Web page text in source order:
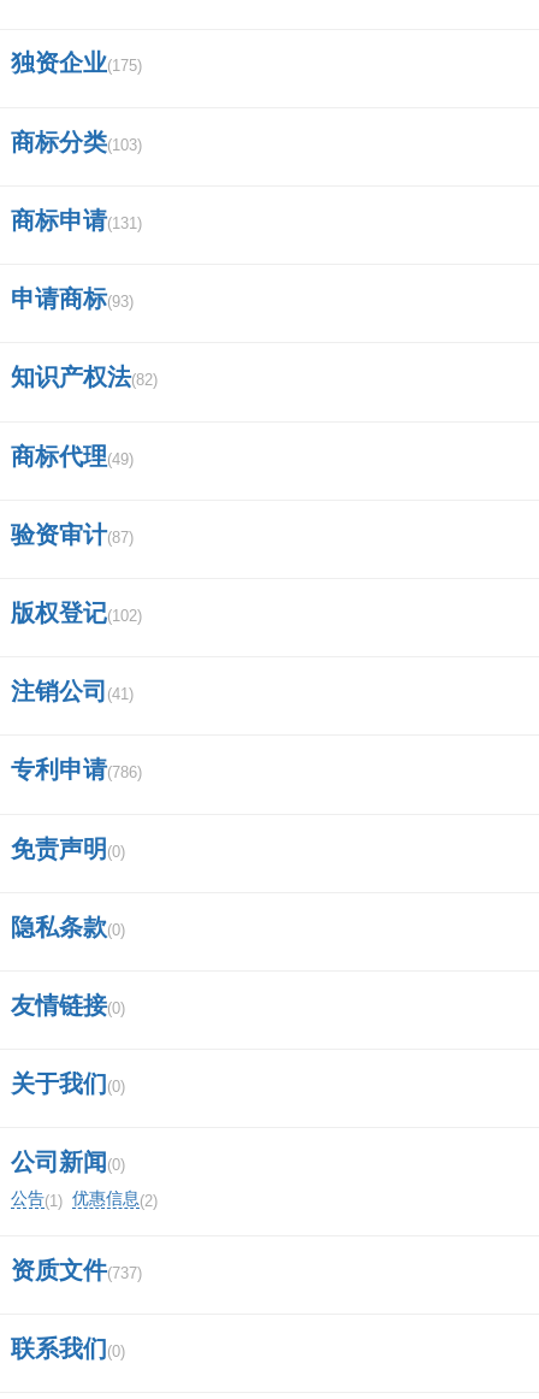
独资企业(175)
商标分类(103)
商标申请(131)
申请商标(93)
知识产权法(82)
商标代理(49)
验资审计(87)
版权登记(102)
注销公司 (41)
专利申请(786)
免责声明 (0)
隐私条款(0)
友情链接(0)
关于我们 (0)
公司新闻 (0)
公告(1) 优惠信息(2)
资质文件(737)
联系我们 (0)